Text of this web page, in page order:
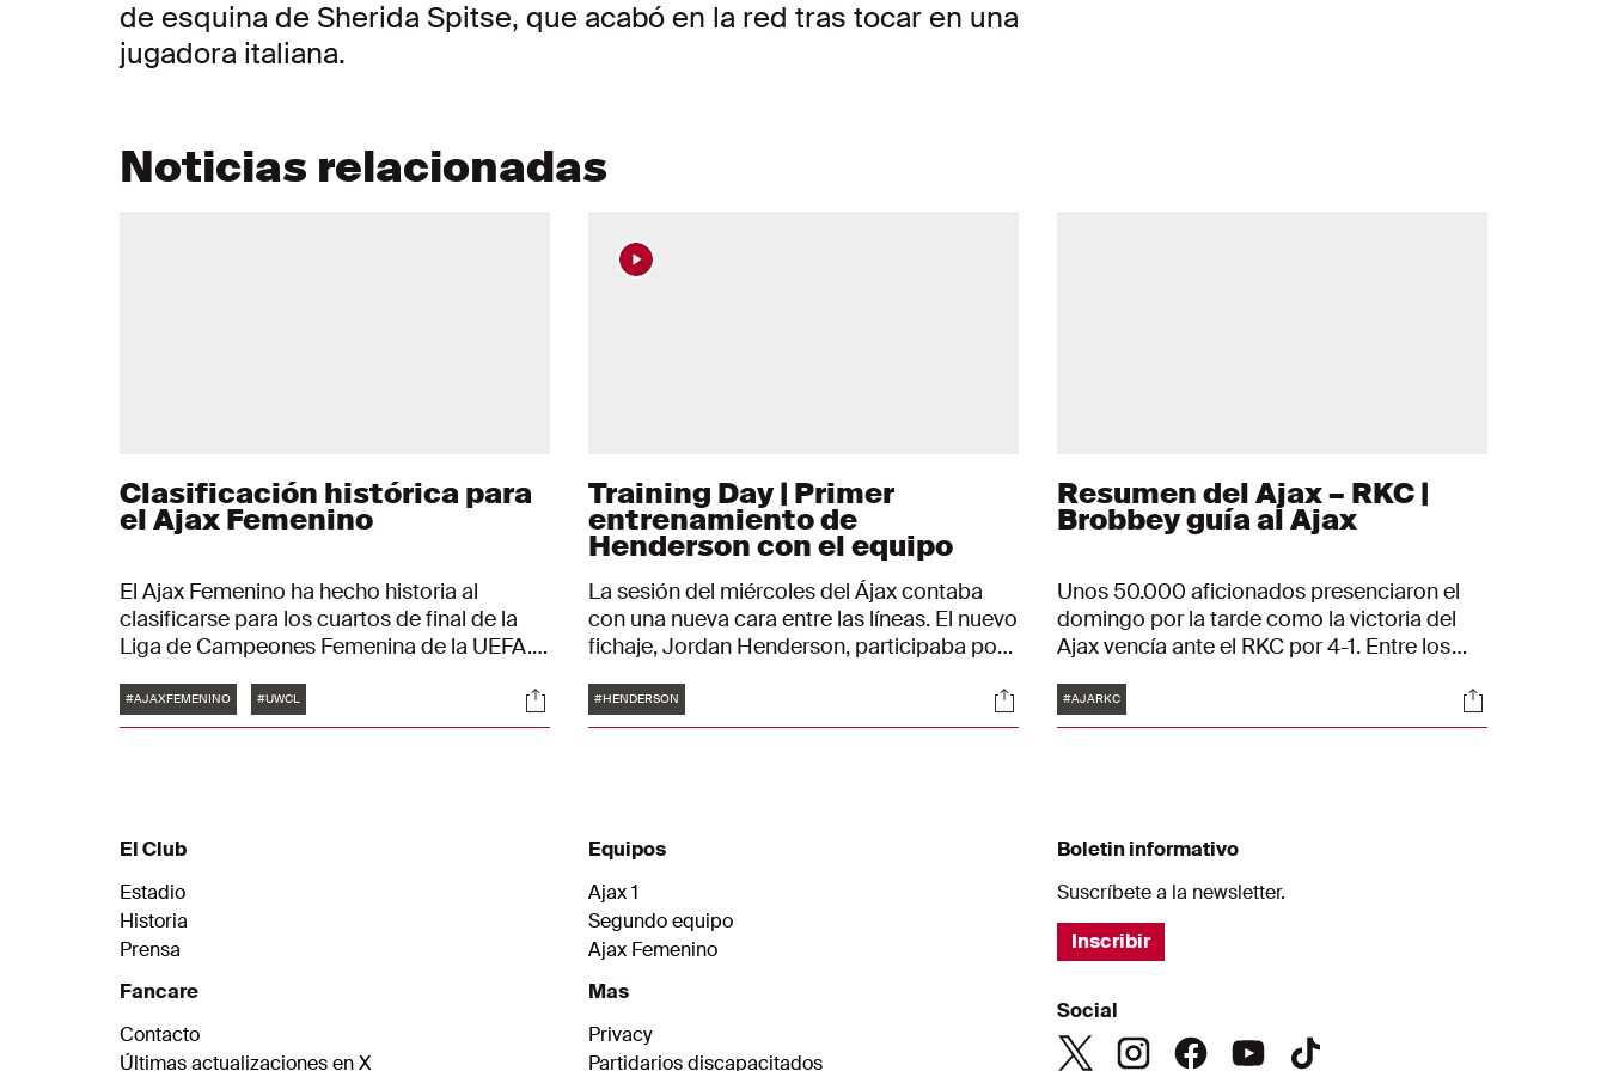
de esquina de Sherida Spitse, que acabó en la red tras tocar en una
jugadora italiana.
Noticias relacionadas
Clasificación histórica para
el Ajax Femenino
El Ajax Femenino ha hecho historia al
clasificarse para los cuartos de final de la
Liga de Campeones Femenina de la UEFA.
Cruijff ArenA acabó 2-1.
Etiquetas
#AJAXFEMENINO #UWCL Sociales
Training Day | Primer
entrenamiento de
Henderson con el equipo
La sesión del miércoles del Ájax contaba
con una nueva cara entre las líneas. El nuevo
fichaje, Jordan Henderson, participaba por
Etiquetas
#HENDERSON Sociales
Resumen del Ajax – RKC |
Brobbey guía al Ajax
Unos 50.000 aficionados presenciaron el
domingo por la tarde como la victoria del
Ajax vencía ante el RKC por 4-1. Entre los
Jordan Henderson. Brian Brobbey marcó
dos goles antes del descanso ante la
Berghuis: 4-1. Con los tres puntos
Twente.
Etiquetas
#AJARKC Sociales
El Club
Estadio
Historia
Prensa
Fancare
Contacto
Últimas actualizaciones en X
Equipos
Ajax 1
Segundo equipo
Ajax Femenino
Mas
Privacy
Partidarios discapacitados
Boletin informativo
Suscríbete a la newsletter.
Inscribir
Social